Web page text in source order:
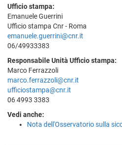
Ufficio stampa:
Emanuele Guerrini
Ufficio stampa Cnr - Roma
emanuele.guerrini@cnr.it
06/49933383
Responsabile Unità Ufficio stampa:
Marco Ferrazzoli
marco.ferrazzoli@cnr.it
ufficiostampa@cnr.it
06 4993 3383
Vedi anche:
Nota dell'Osservatorio sulla